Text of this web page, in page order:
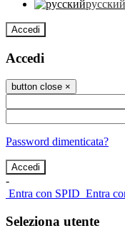
русский
Accedi
Accedi
button close ×
Password dimenticata?
-
Entra con SPID Entra
Seleziona utente